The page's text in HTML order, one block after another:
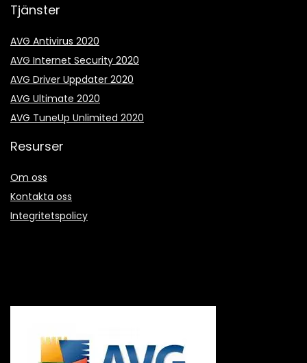
Tjänster
AVG Antivirus 2020
AVG Internet Security 2020
AVG Driver Uppdater 2020
AVG Ultimate 2020
AVG TuneUp Unlimited 2020
Resurser
Om oss
Kontakta oss
Integritetspolicy